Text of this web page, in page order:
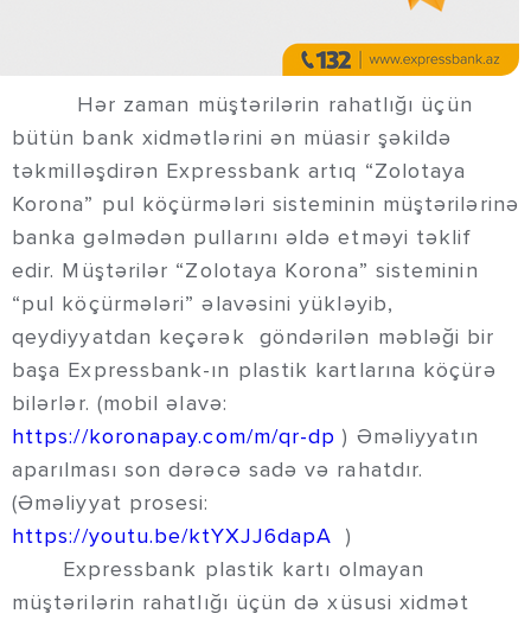
Hər zaman müştərilərin rahatlığı üçün
bütün bank xidmətlərini ən müasir şəkildə
təkmilləşdirən Expressbank artıq “Zolotaya
Korona” pul köçürmələri sisteminin müştərilərinə
banka gəlmədən pullarını əldə etməyi təklif
edir. Müştərilər “Zolotaya Kоrona” sisteminin
“pul köçürmələri” əlavəsini yükləyib,
qeydiyyatdan keçərək göndərilən məbləği bir
başa Expressbank-ın plastik kartlarına köçürə
bilərlər. (mobil əlavə:
https://koronapay.com/m/qr-dp ) Əməliyyatın
aparılması son dərəcə sadə və rahatdır.
(Əməliyyat prosesi:
https://youtu.be/ktYXJJ6dapA )
Expressbank plastik kartı olmayan
müştərilərin rahatlığı üçün də xüsusi xidmət